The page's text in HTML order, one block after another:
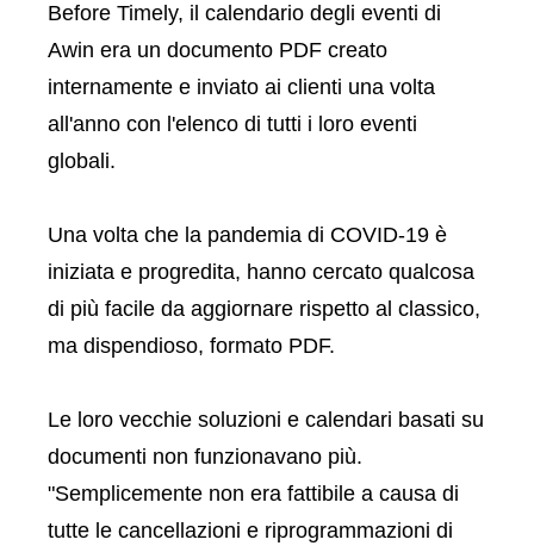
Before Timely, il calendario degli eventi di
Awin era un documento PDF creato
internamente e inviato ai clienti una volta
all'anno con l'elenco di tutti i loro eventi
globali.
Una volta che la pandemia di COVID-19 è
iniziata e progredita, hanno cercato qualcosa
di più facile da aggiornare rispetto al classico,
ma dispendioso, formato PDF.
Le loro vecchie soluzioni e calendari basati su
documenti non funzionavano più.
"Semplicemente non era fattibile a causa di
tutte le cancellazioni e riprogrammazioni di